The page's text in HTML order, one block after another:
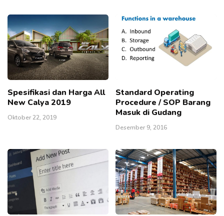
Spesifikasi dan Harga All
New Calya 2019
Oktober 22, 2019
Standard Operating
Procedure / SOP Barang
Masuk di Gudang
Desember 9, 2016